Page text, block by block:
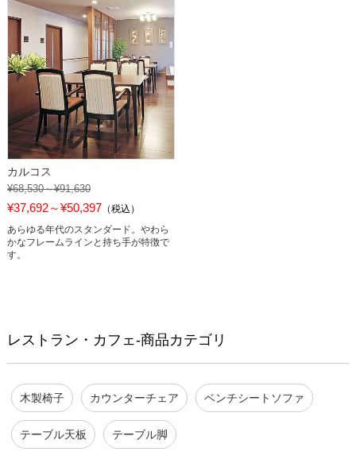
カルコス
¥68,530～¥91,630
¥37,692～¥50,397 （税込）
あらゆる年代のスタンダード。やわら
かなフレームラインと持ち手が特徴で
す。
レストラン・カフェ-商品カテゴリ
木製椅子 カウンターチェア ベンチシートソファ
テーブル天板 テーブル脚